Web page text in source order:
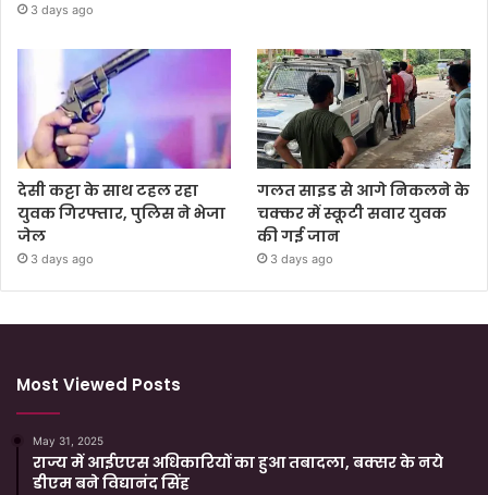
3 days ago
देसी कट्टा के साथ टहल रहा
युवक गिरफ्तार, पुलिस ने भेजा
जेल
3 days ago
गलत साइड से आगे निकलने के
चक्कर में स्कूटी सवार युवक
की गई जान
3 days ago
Most Viewed Posts
May 31, 2025
राज्य में आईएएस अधिकारियों का हुआ तबादला, बक्सर के नये
डीएम बने विद्यानंद सिंह